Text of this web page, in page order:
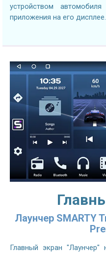
устройством
приложения на его дисплее.
Лаунчер SMARTY
Главный экран "Лаунчер"